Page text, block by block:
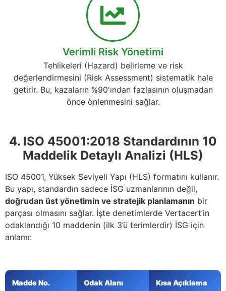
Verimli Risk Yönetimi
Tehlikeleri (Hazard) belirleme ve risk
değerlendirmesini (Risk Assessment) sistematik hale
getirir. Bu, kazaların %90'ından fazlasının oluşmadan
önce önlenmesini sağlar.
4. ISO 45001:2018 Standardının 10
Maddelik Detaylı Analizi (HLS)
ISO 45001, Yüksek Seviyeli Yapı (HLS) formatını kullanır.
Bu yapı, standardın sadece İSG uzmanlarının değil,
doğrudan üst yönetimin ve stratejik planlamanın bir
parçası olmasını sağlar. İşte denetimlerde Vertacert’in
odaklandığı 10 maddenin (ilk 3’ü terimlerdir) İSG için
anlamı:
Madde No. Odak Alanı Kısa Açıklama